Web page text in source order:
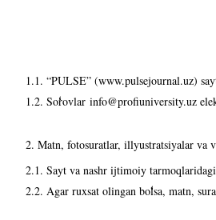
1.1. “PULSE” (www.pulsejournal.uz)
1.2. Sorovlar info@profiuniversity.uz
2. Matn, fotosuratlar, illyustratsiyalar va
2.1. Sayt va nashr ijtimoiy
2.2. Agar ruxsat olingan bolsa, matn,